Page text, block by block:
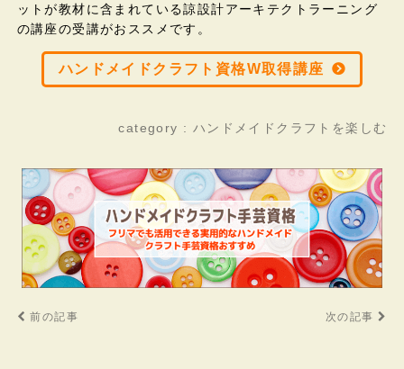
ットが教材に含まれている諒設計アーキテクトラーニング
の講座の受講がおススメです。
ハンドメイドクラフト資格W取得講座
category : ハンドメイドクラフトを楽しむ
前の記事 次の記事